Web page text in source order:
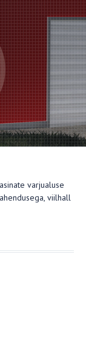
varjualuse
viilhall